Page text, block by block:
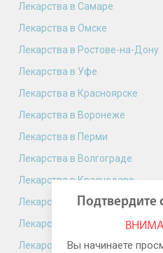
Лекарства в Самаре
Лекарства в Омске
Лекарства в Ростове-на-Дону
Лекарства в Уфе
Лекарства в Красноярске
Лекарства в Воронеже
Лекарства в Перми
Лекарства в Волгограде
Лекарства в Краснодаре
Лекарства в Саратове
Лекарства в Тюмени
Лекарства в Тольятти
Подтвердите
Вы начинаете